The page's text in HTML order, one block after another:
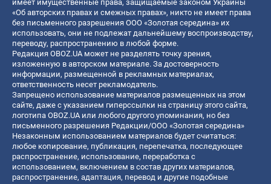
имеет имущественные права, защищаемые законом Украины
«Об авторских правах и смежных правах», никто не имеет права
без письменного разрешения ООО «Золотая середина» их
использовать, они не подлежат дальнейшему воспроизводству,
переводу, распространению в любой форме.
Редакция OBOZ.UA может не разделять точку зрения,
изложенную в авторском материале. За достоверность
информации, размещенной в рекламных материалах,
ответственность несет рекламодатель.
Запрещено использование материалов размещенных на этом
сайте, даже с указанием гиперссылки на страницу этого сайта,
логотипа OBOZ.UA или любого другого упоминания, но без
письменного разрешения Редакции/ООО «Золотая середина»
Незаконным использованием материалов будет считаться:
любое копирование, публикация, перепечатка, последующее
распространение, использование, переработка с
использованием, включением в состав других материалов,
распространение, адаптация, перевод и другие подобные